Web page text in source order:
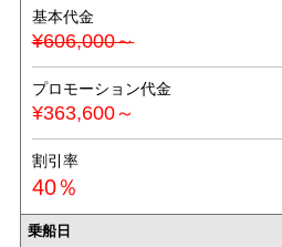
基本代金
¥606,000～
プロモーション代金
¥363,600～
割引率
40％
乗船日